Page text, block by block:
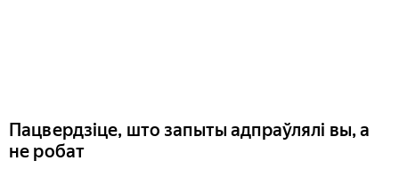
Пацвердзіце, што запыты адпраўлялі вы, а
не робат